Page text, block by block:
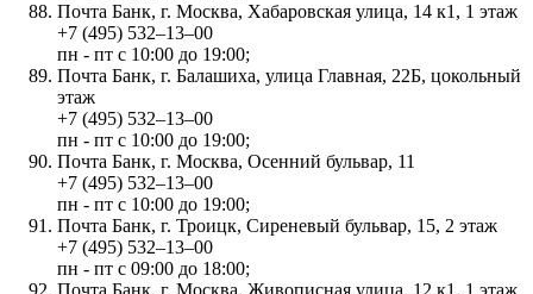
Почта Банк, г. Москва, Хабаровская улица, 14 к1, 1 этаж
+7 (495) 532‒13‒00
пн - пт с 10:00 до 19:00;
Почта Банк, г. Балашиха, улица Главная, 22Б, цокольный
этаж
+7 (495) 532‒13‒00
пн - пт с 10:00 до 19:00;
Почта Банк, г. Москва, Осенний бульвар, 11
+7 (495) 532‒13‒00
пн - пт с 10:00 до 19:00;
Почта Банк, г. Троицк, Сиреневый бульвар, 15, 2 этаж
+7 (495) 532‒13‒00
пн - пт с 09:00 до 18:00;
Почта Банк, г. Москва, Живописная улица, 12 к1, 1 этаж